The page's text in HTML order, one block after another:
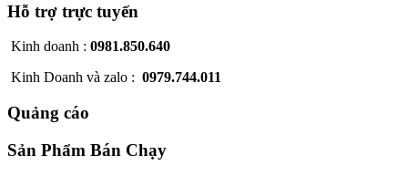
Hỗ trợ trực tuyến
Kinh doanh : 0981.850.640
Kinh Doanh và zalo : 0979.744.011
Quảng cáo
Sản Phẩm Bán Chạy